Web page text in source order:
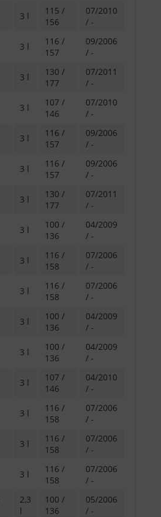
3 l
115 /
156
07/2010
/ -
3 l
116 /
157
09/2006
/ -
3 l
130 /
177
07/2011
/ -
3 l
107 /
146
07/2010
/ -
3 l
116 /
157
09/2006
/ -
3 l
116 /
157
09/2006
/ -
3 l
130 /
177
07/2011
/ -
3 l
100 /
136
04/2009
/ -
3 l
116 /
158
07/2006
/ -
3 l
116 /
158
07/2006
/ -
3 l
100 /
136
04/2009
/ -
3 l
100 /
136
04/2009
/ -
3 l
107 /
146
04/2010
/ -
3 l
116 /
158
07/2006
/ -
3 l
116 /
158
07/2006
/ -
3 l
116 /
158
07/2006
/ -
2,3
l
100 /
136
05/2006
/ -